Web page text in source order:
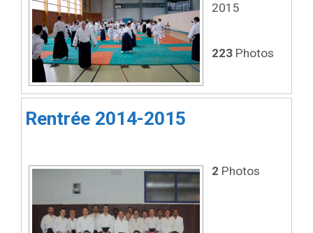
2015
223 Photos
Rentrée 2014-2015
2 Photos